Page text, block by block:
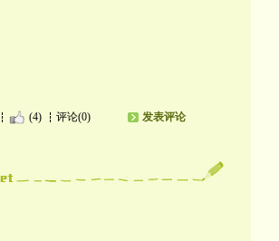
(4) 评论(0) 发表评论